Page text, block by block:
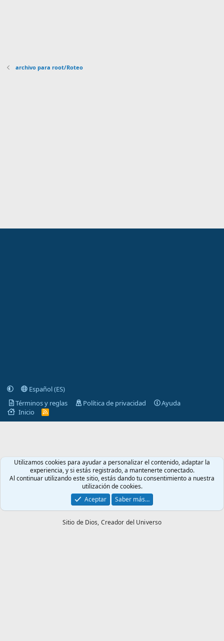
(
s
archivo para root/Roteo
Español (ES)
Términos y reglas
Política de privacidad
Ayuda
Inicio
R
S
Utilizamos cookies para ayudar a personalizar el contenido, adaptar la
experiencia, y si estás registrado, a mantenerte conectado.
Al continuar utilizando este sitio, estás dando tu consentimiento a nuestra
utilización de cookies.
Aceptar
Saber más…
Sitio de Dios, Creador del Universo